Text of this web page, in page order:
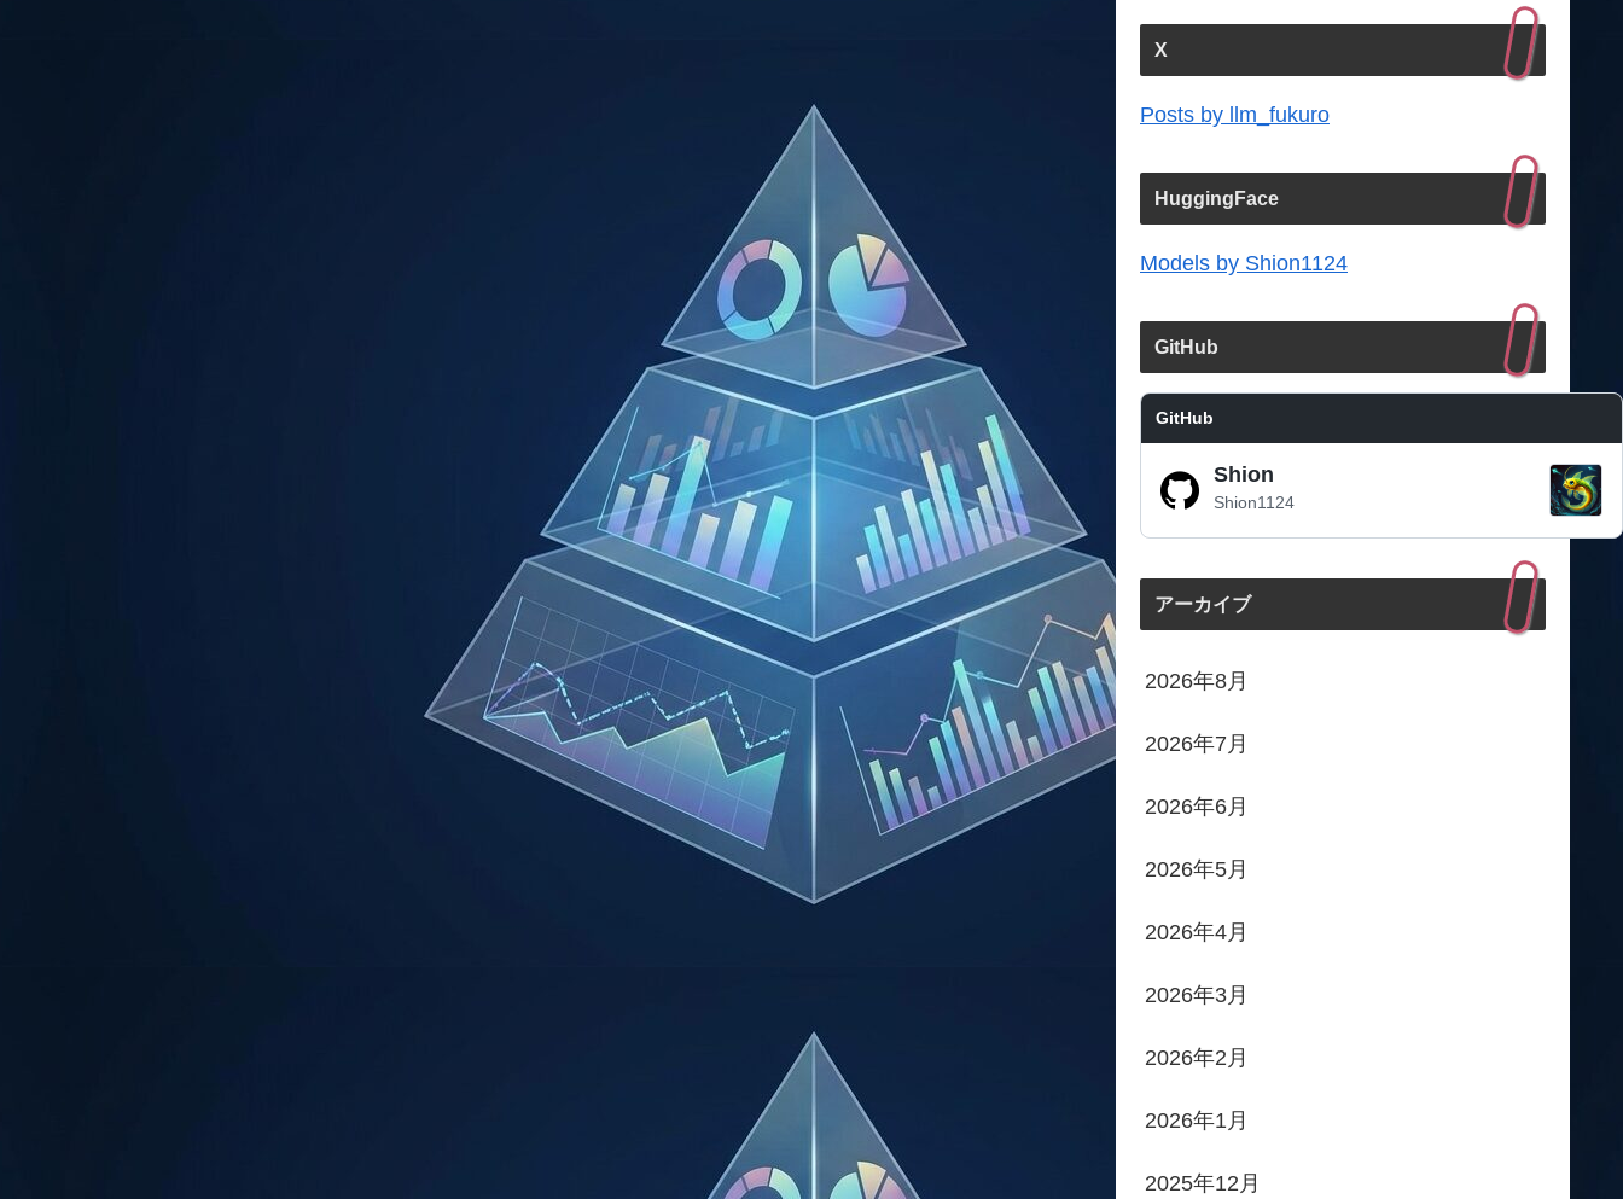
X
Posts by llm_fukuro
HuggingFace
Models by Shion1124
GitHub
GitHub
Shion
Shion1124
アーカイブ
2026年8月
2026年7月
2026年6月
2026年5月
2026年4月
2026年3月
2026年2月
2026年1月
2025年12月